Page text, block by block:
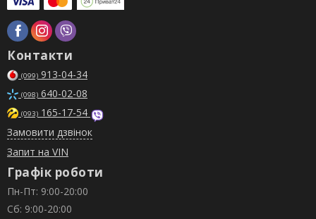
Контакти
(099) 913-04-34
(098) 640-02-08
(093) 165-17-54
Замовити дзвінок
Запит на VIN
Графік роботи
Пн-Пт: 9:00-20:00
Сб: 9:00-20:00